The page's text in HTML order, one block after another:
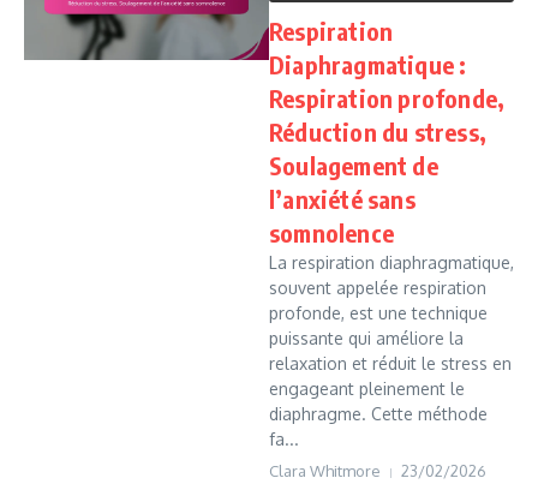
Respiration
Diaphragmatique :
Respiration profonde,
Réduction du stress,
Soulagement de
l’anxiété sans
somnolence
La respiration diaphragmatique,
souvent appelée respiration
profonde, est une technique
puissante qui améliore la
relaxation et réduit le stress en
engageant pleinement le
diaphragme. Cette méthode
fa...
Clara Whitmore 23/02/2026